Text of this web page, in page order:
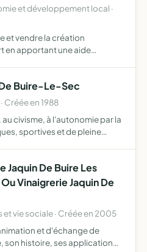
et développement local ·
et vendre la création
en apportant une aide
Buire-Le-Sec
Créée en 1988
civisme, à l'autonomie par la
sportives et de pleine
Jaquin De Buire Les
Vinaigrerie Jaquin De
et vie sociale · Créée en 2005
et d'échange de
son histoire, ses applications